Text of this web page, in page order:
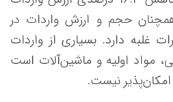
حجم و ارزش واردات در
دارد. بسیاری از واردات
مواد اولیه و ماشین‌آلات است
نیست.